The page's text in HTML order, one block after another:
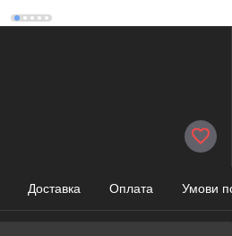
Доставка Оплата Умови